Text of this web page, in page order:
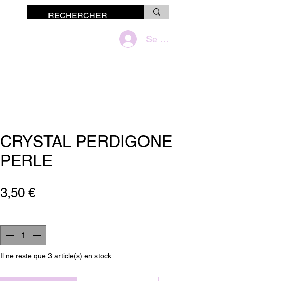
Se connecter
CRYSTAL PERDIGONE
PERLE
3,50 €Prix
Il ne reste que 3 article(s) en stock